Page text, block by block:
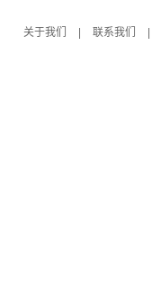
关于我们
联系我们